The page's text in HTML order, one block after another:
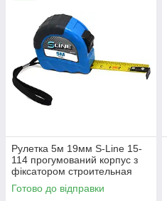
Рулетка 5м 19мм S-Line 15-
114 прогумований корпус з
фіксатором строительная
будівельна
Готово до відправки